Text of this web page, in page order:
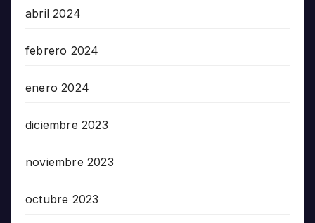
abril 2024
febrero 2024
enero 2024
diciembre 2023
noviembre 2023
octubre 2023